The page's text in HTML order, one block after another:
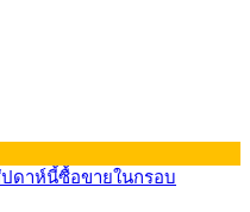
ดาห์นี้ซื้อขายในกรอบ